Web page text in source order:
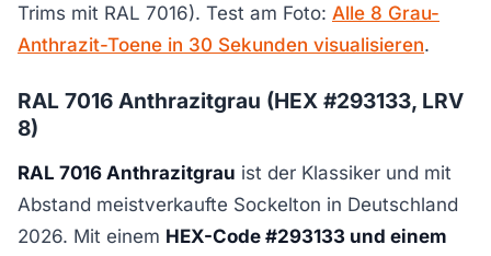
Trims mit RAL 7016). Test am Foto: Alle 8 Grau-
Anthrazit-Toene in 30 Sekunden visualisieren.
RAL 7016 Anthrazitgrau (HEX #293133, LRV
8)
RAL 7016 Anthrazitgrau ist der Klassiker und mit
Abstand meistverkaufte Sockelton in Deutschland
2026. Mit einem HEX-Code #293133 und einem